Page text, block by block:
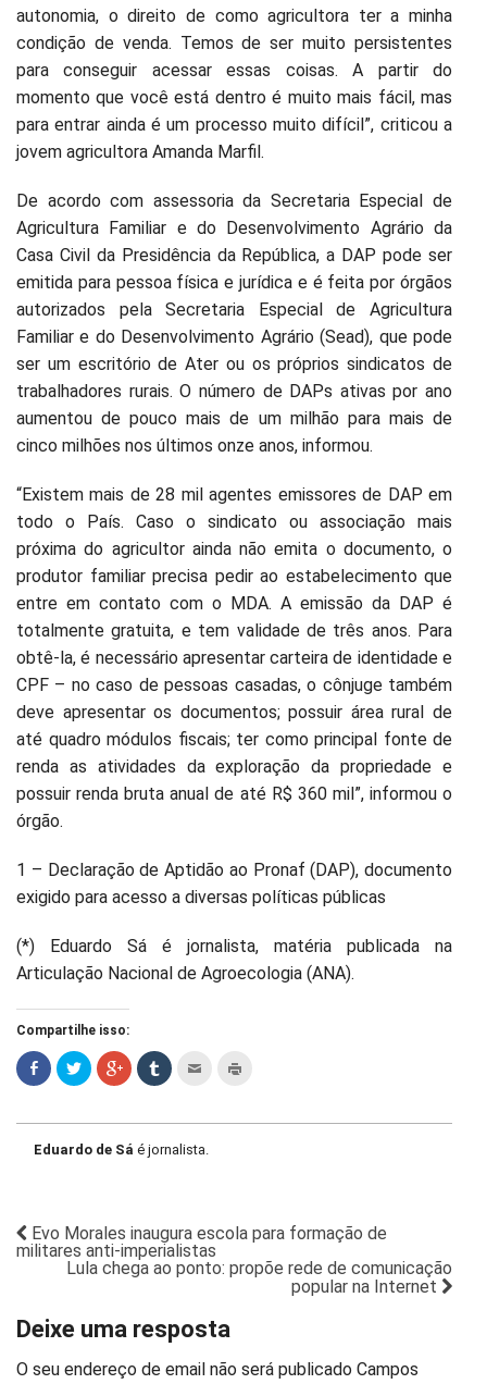
autonomia, o direito de como agricultora ter a minha
condição de venda. Temos de ser muito persistentes
para conseguir acessar essas coisas. A partir do
momento que você está dentro é muito mais fácil, mas
para entrar ainda é um processo muito difícil”, criticou a
jovem agricultora Amanda Marfil.
De acordo com assessoria da Secretaria Especial de
Agricultura Familiar e do Desenvolvimento Agrário da
Casa Civil da Presidência da República, a DAP pode ser
emitida para pessoa física e jurídica e é feita por órgãos
autorizados pela Secretaria Especial de Agricultura
Familiar e do Desenvolvimento Agrário (Sead), que pode
ser um escritório de Ater ou os próprios sindicatos de
trabalhadores rurais. O número de DAPs ativas por ano
aumentou de pouco mais de um milhão para mais de
cinco milhões nos últimos onze anos, informou.
“Existem mais de 28 mil agentes emissores de DAP em
todo o País. Caso o sindicato ou associação mais
próxima do agricultor ainda não emita o documento, o
produtor familiar precisa pedir ao estabelecimento que
entre em contato com o MDA. A emissão da DAP é
totalmente gratuita, e tem validade de três anos. Para
obtê-la, é necessário apresentar carteira de identidade e
CPF – no caso de pessoas casadas, o cônjuge também
deve apresentar os documentos; possuir área rural de
até quadro módulos fiscais; ter como principal fonte de
renda as atividades da exploração da propriedade e
possuir renda bruta anual de até R$ 360 mil”, informou o
órgão.
1 – Declaração de Aptidão ao Pronaf (DAP), documento
exigido para acesso a diversas políticas públicas
(*) Eduardo Sá é jornalista, matéria publicada na
Articulação Nacional de Agroecologia (ANA).
Compartilhe isso:
Eduardo de Sá é jornalista.
Evo Morales inaugura escola para formação de
militares anti-imperialistas
Lula chega ao ponto: propõe rede de comunicação
popular na Internet
Deixe uma resposta
O seu endereço de email não será publicado Campos